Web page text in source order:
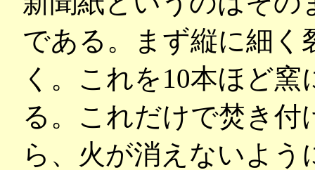
である。まず縦に細く
く。これを10本ほど
る。これだけで焚き
ら、火が消えないよ